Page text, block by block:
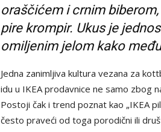
oraščićem i crnim
pire krompir. Ukus je
omiljenim jelom kako
Jedna zanimljiva kultura vezana za
idu u IKEA prodavnice ne samo zbog
Postoji čak i trend poznat kao „IKEA
često praveći od toga porodični ili